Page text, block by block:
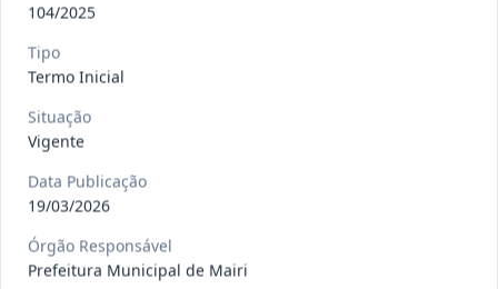
012-
2023
Termo
Inicial
para apresentação musi
011-
Contratação de empresa especializada
104/2025
Tipo
Termo Inicial
Situação
Vigente
Data Publicação
19/03/2026
Órgão Responsável
Prefeitura Municipal de Mairi